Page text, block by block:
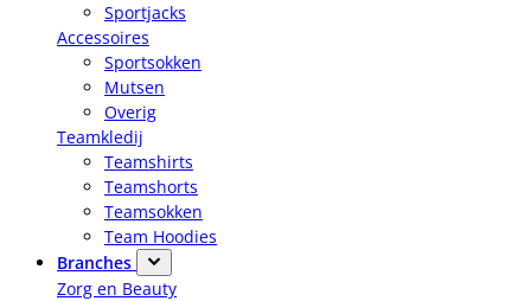
Sportjacks
Accessoires
Sportsokken
Mutsen
Overig
Teamkledij
Teamshirts
Teamshorts
Teamsokken
Team Hoodies
Branches
Zorg en Beauty